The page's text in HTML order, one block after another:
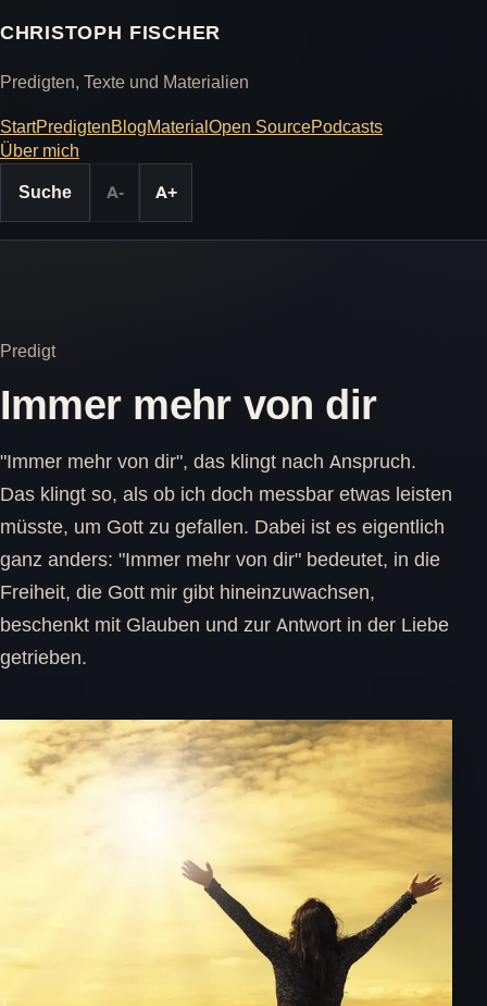
CHRISTOPH FISCHER
Predigten, Texte und Materialien
StartPredigtenBlogMaterialOpen SourcePodcasts
Über mich
Suche
A- A+
Predigt
Immer mehr von dir
"Immer mehr von dir", das klingt nach Anspruch.
Das klingt so, als ob ich doch messbar etwas leisten
müsste, um Gott zu gefallen. Dabei ist es eigentlich
ganz anders: "Immer mehr von dir" bedeutet, in die
Freiheit, die Gott mir gibt hineinzuwachsen,
beschenkt mit Glauben und zur Antwort in der Liebe
getrieben.